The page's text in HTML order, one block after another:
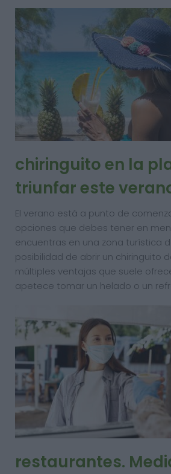
chiringuito en la
triunfar este
El verano está a punto de
opciones que debes tener en
encuentras en una zona turística
posibilidad de abrir un chiringuito
múltiples ventajas que suele
apetece tomar un helado o un
restaurantes.